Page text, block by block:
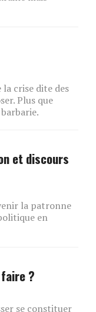
la crise dite des
Plus que
et discours
la patronne
en
?
se constituer